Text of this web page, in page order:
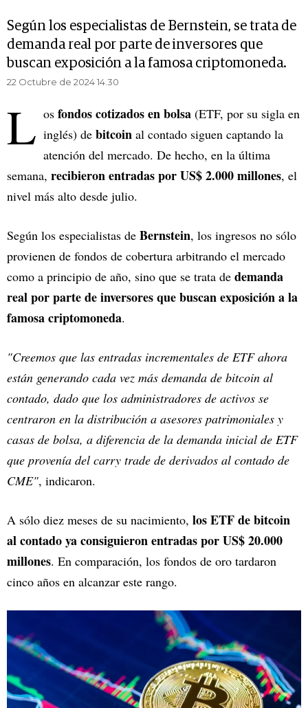
Según los especialistas de Bernstein, se trata de
demanda real por parte de inversores que
buscan exposición a la famosa criptomoneda.
22 Octubre de 2024 14.30
L os fondos cotizados en bolsa (ETF, por su sigla en
inglés) de bitcoin al contado siguen captando la
atención del mercado. De hecho, en la última
semana, recibieron entradas por US$ 2.000 millones, el
nivel más alto desde julio.
Según los especialistas de Bernstein, los ingresos no sólo
provienen de fondos de cobertura arbitrando el mercado
como a principio de año, sino que se trata de demanda
real por parte de inversores que buscan exposición a la
famosa criptomoneda.
"Creemos que las entradas incrementales de ETF ahora
están generando cada vez más demanda de bitcoin al
contado, dado que los administradores de activos se
centraron en la distribución a asesores patrimoniales y
casas de bolsa, a diferencia de la demanda inicial de ETF
que provenía del carry trade de derivados al contado de
CME", indicaron.
A sólo diez meses de su nacimiento, los ETF de bitcoin
al contado ya consiguieron entradas por US$ 20.000
millones. En comparación, los fondos de oro tardaron
cinco años en alcanzar este rango.